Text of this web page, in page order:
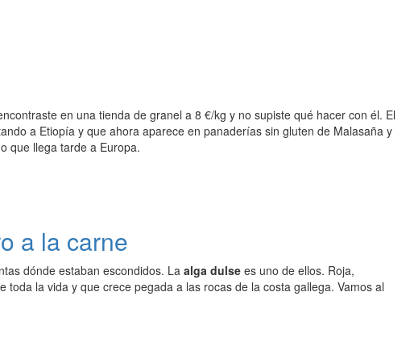
en una tienda de granel a 8 €/kg y no supiste qué hacer con él. El
a Etiopía y que ahora aparece en panaderías sin gluten de Malasaña y
que llega tarde a Europa.
a la carne
dónde estaban escondidos. La alga dulse es uno de ellos. Roja,
la vida y que crece pegada a las rocas de la costa gallega. Vamos al